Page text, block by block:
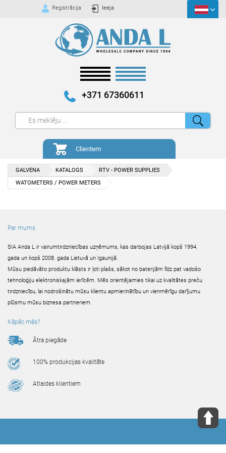
Registrācija Ieeja
+371 67360611
Clientem
GALVENA KATALOGS
RTV - POWER SUPPLIES
WATOMETERS / POWER METERS
Par mums
SIA Anda L ir vairumtirdzniecības uzņēmums, kas darbojas Latvijā kopš 1994.
gada un kopš 2008. gada Lietuvā un Igaunijā.
Mūsu piedāvāto produktu klāsts ir ļoti plašs, sākot no baterijām līdz pat vadošo
tehnoloģiju elektroniskajām ierīcēm. Mēs orientējamies tikai uz kvalitātes preču
tirdzniecību, lai nodrošinātu mūsu klientu apmierinātību un vienmērīgu darījumu
plūsmu mūsu biznesa partneriem.
Kāpēc mēs?
Ātra piegāde
100% produkcijas kvalitāte
Atlaides klientiem